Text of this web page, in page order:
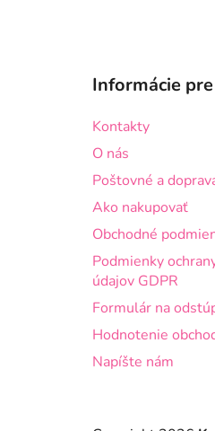
Informácie
Kontakty
O nás
Poštovné a
Ako nakupovať
Obchodné
Podmienky
údajov GDPR
Formulár na
Hodnotenie
Napíšte nám